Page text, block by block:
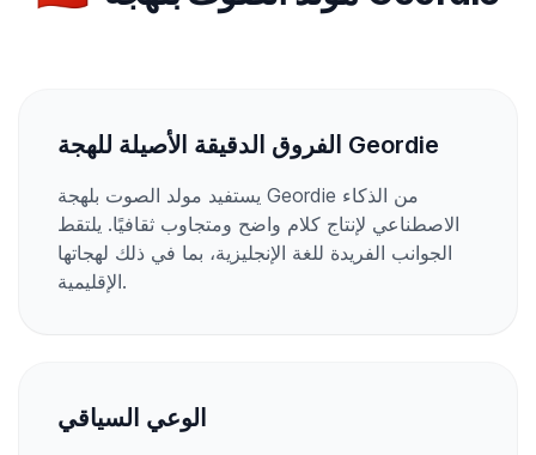
الفروق الدقيقة الأصيلة للهجة Geordie
يستفيد مولد الصوت بلهجة Geordie من الذكاء
الاصطناعي لإنتاج كلام واضح ومتجاوب ثقافيًا. يلتقط
الجوانب الفريدة للغة الإنجليزية، بما في ذلك لهجاتها
الإقليمية.
الوعي السياقي